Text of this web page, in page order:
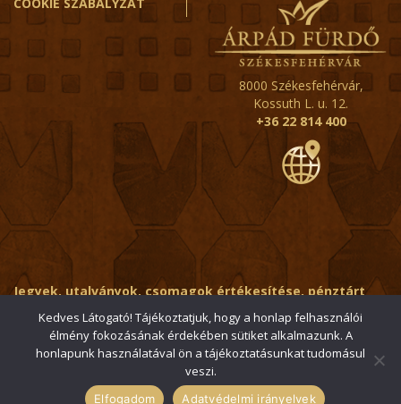
8000 Székesfehérvár,
Kossuth L. u. 12.
+36 22 814 400
Jegyek, utalványok, csomagok értékesítése, pénztárt
érintő kérdések:
ertekesito@fehervar-arpadfurdo.hu
Általános érdeklődés: info@fehervar-arpadfurdo.hu
© 2006-2026 Székesfehérvári Árpád Fürdő / Minden jog
Kedves Látogató! Tájékoztatjuk, hogy a honlap felhasználói
élmény fokozásának érdekében sütiket alkalmazunk. A
honlapunk használatával ön a tájékoztatásunkat tudomásul
veszi.
Elfogadom Adatvédelmi irányelvek